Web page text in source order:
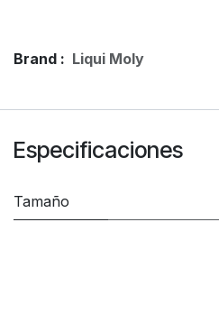
Brand : Liqui Moly
Especificaciones
Tamaño